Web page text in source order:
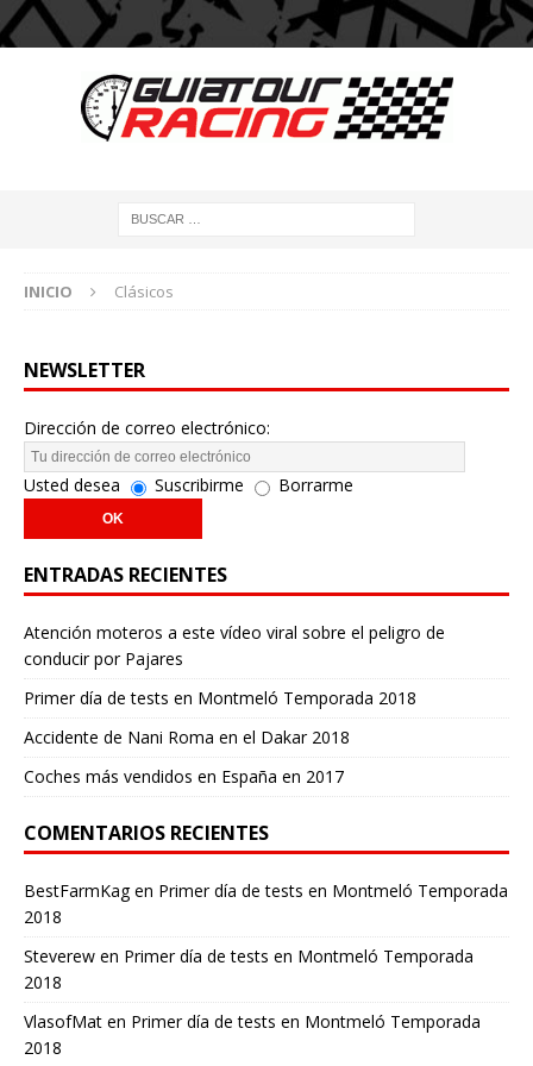
INICIO Clásicos
NEWSLETTER
Dirección de correo electrónico:
Usted desea Suscribirme Borrarme
ENTRADAS RECIENTES
Atención moteros a este vídeo viral sobre el peligro de
conducir por Pajares
Primer día de tests en Montmeló Temporada 2018
Accidente de Nani Roma en el Dakar 2018
Coches más vendidos en España en 2017
COMENTARIOS RECIENTES
BestFarmKagen Primer día de tests en Montmeló Temporada
2018
Steverew en Primer día de tests en Montmeló Temporada
2018
VlasofMat en Primer día de tests en Montmeló Temporada
2018